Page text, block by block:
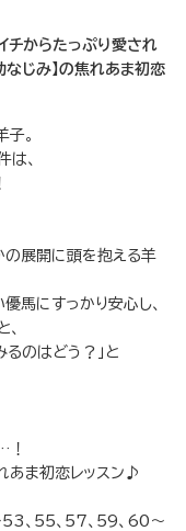
チからたっぷり愛され
じみ】の焦れあま初恋
。
は、
の展開に頭を抱える羊
馬にすっかり安心し、
るのはどう？」と
！
あま初恋レッスン♪
、55、57、59、60～